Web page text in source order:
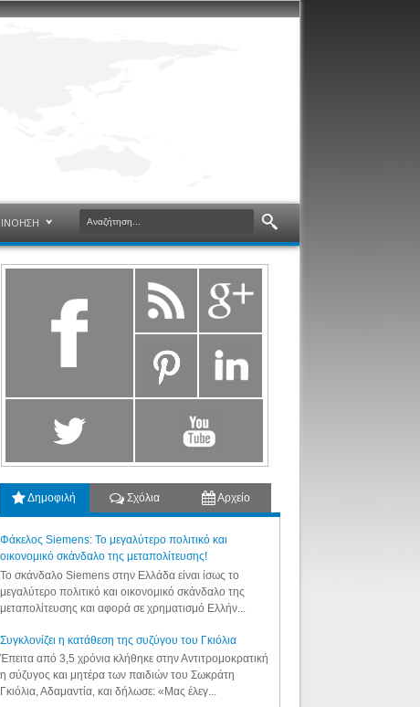
Δημοφιλή Σχόλια Αρχείο
Φάκελος Siemens: Το μεγαλύτερο πολιτικό και
οικονομικό σκάνδαλο της μεταπολίτευσης!
Το σκάνδαλο Siemens στην Ελλάδα είναι ίσως το
μεγαλύτερο πολιτικό και οικονομικό σκάνδαλο της
μεταπολίτευσης και αφορά σε χρηματισμό Ελλήν...
Συγκλονίζει η κατάθεση της συζύγου του Γκιόλια
Έπειτα από 3,5 χρόνια κλήθηκε στην Αντιτρομοκρατική
η σύζυγος και μητέρα των παιδιών του Σωκράτη
Γκιόλια, Αδαμαντία, και δήλωσε: «Μας έλεγ...